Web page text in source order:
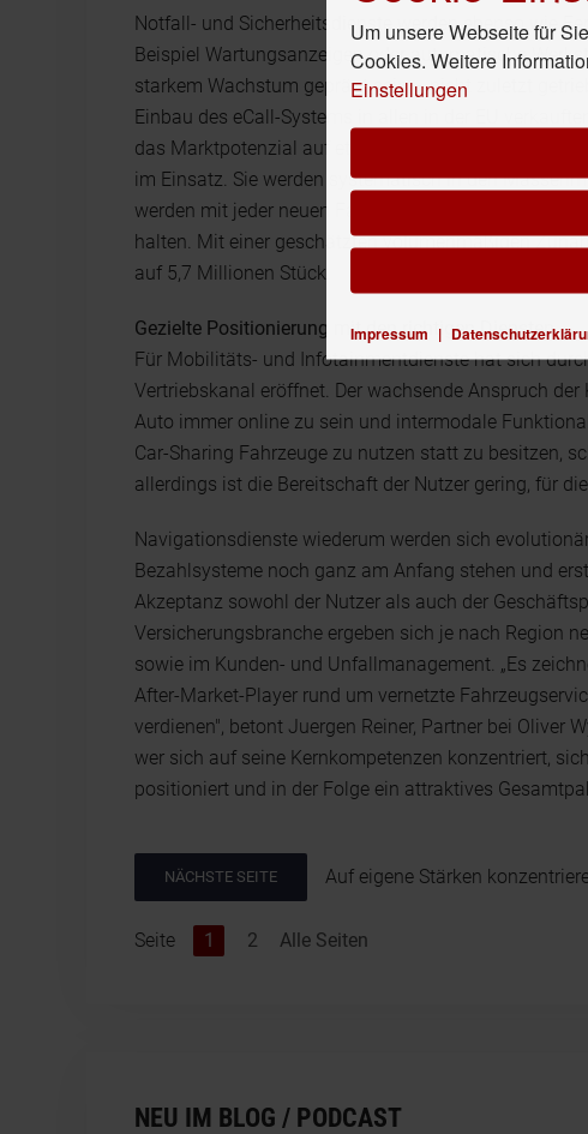
Notfall- und Sicherheitsdienste werden ebenso wie
Beispiel Wartungsanzeigen oder automatische
starkem Wachstum geprägt sein – nicht zuletzt
Einbau des eCall-Systems in allen in der EU
das Marktpotenzial auf etwa 16 Millionen Stück pro
im Einsatz. Sie werden systematisch in den
werden mit jeder neuen Fahrzeuggeneration
halten. Mit einer geschätzten volumenmäßigen
auf 5,7 Millionen Stück.
Gezielte Positionierung mit den richtigen Diensten
Für Mobilitäts- und Infotainmentdienste hat sich
Vertriebskanal eröffnet. Der wachsende Anspruch
Auto immer online zu sein und intermodale
Car-Sharing Fahrzeuge zu nutzen statt zu besitzen,
allerdings ist die Bereitschaft der Nutzer gering, für
Navigationsdienste wiederum werden sich
Bezahlsysteme noch ganz am Anfang stehen und
Akzeptanz sowohl der Nutzer als auch der
Versicherungsbranche ergeben sich je nach Region
sowie im Kunden- und Unfallmanagement. „Es
After-Market-Player rund um vernetzte
verdienen", betont Juergen Reiner, Partner bei Oliver
wer sich auf seine Kernkompetenzen konzentriert,
positioniert und in der Folge ein attraktives
NÄCHSTE SEITE Auf eigene Stärken
Seite 1 2 Alle Seiten
NEU IM BLOG / PODCAST
Um unsere Webseite für
Cookies. Weitere
Einstellungen
Impressum |